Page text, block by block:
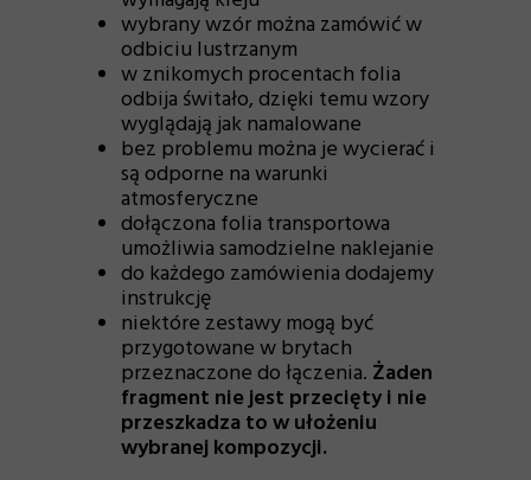
wybrany wzór można zamówić w
odbiciu lustrzanym
w znikomych procentach folia
odbija świtało, dzięki temu wzory
wyglądająjak namalowane
bez problemu można je wycierać i
są odporne na warunki
atmosferyczne
dołączona folia transportowa
umożliwia samodzielne naklejanie
do każdego zamówienia dodajemy
instrukcję
niektóre zestawy mogą być
przygotowane w brytach
przeznaczone do łączenia. Żaden
fragment nie jest przecięty i nie
przeszkadza to w ułożeniu
wybranej kompozycji.